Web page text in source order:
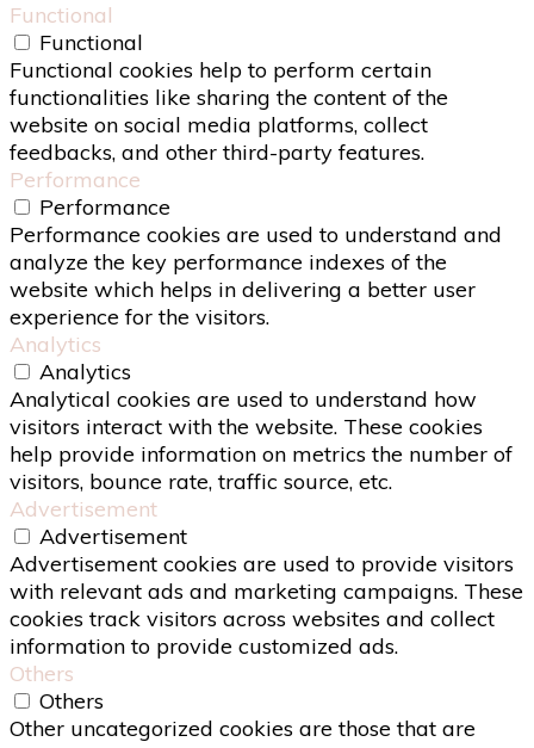
Functional
Functional
Functional cookies help to perform certain
functionalities like sharing the content of the
website on social media platforms, collect
feedbacks, and other third-party features.
Performance
Performance
Performance cookies are used to understand and
analyze the key performance indexes of the
website which helps in delivering a better user
experience for the visitors.
Analytics
Analytics
Analytical cookies are used to understand how
visitors interact with the website. These cookies
help provide information on metrics the number of
visitors, bounce rate, traffic source, etc.
Advertisement
Advertisement
Advertisement cookies are used to provide visitors
with relevant ads and marketing campaigns. These
cookies track visitors across websites and collect
information to provide customized ads.
Others
Others
Other uncategorized cookies are those that are